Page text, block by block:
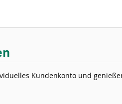
Kundenkonto und